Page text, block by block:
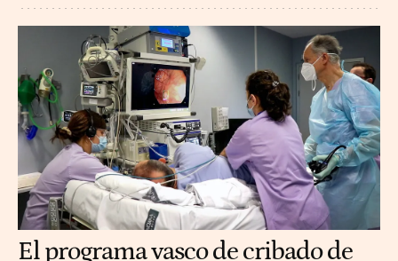
El programa vasco de cribado de